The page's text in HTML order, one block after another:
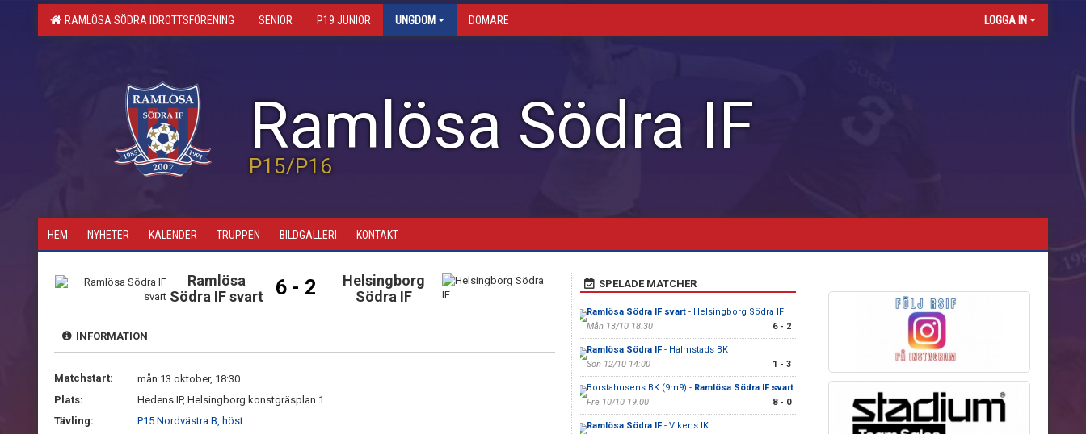
RAMLÖSA SÖDRA IDROTTSFÖRENING SENIOR P19 JUNIOR UNGDOM DOMARE LOGGA IN
Ramlösa Södra IF
P15/P16
HEM NYHETER KALENDER TRUPPEN BILDGALLERI KONTAKT
Ramlösa
Södra IF svart
6 - 2
Helsingborg
Södra IF
INFORMATION
Matchstart:
mån 13 oktober, 18:30
Plats:
Hedens IP, Helsingborg konstgräsplan 1
Tävling:
P15 Nordvästra B, höst
SPELADE MATCHER
Ramlösa Södra IF svart- Helsingborg Södra IF
Mån 13/10 18:30
6 - 2
Ramlösa Södra IF- Halmstads BK
Sön 12/10 14:00
1 - 3
Borstahusens BK (9m9) - Ramlösa Södra IF svart
Fre 10/10 19:00
8 - 0
Ramlösa Södra IF- Vikens IK